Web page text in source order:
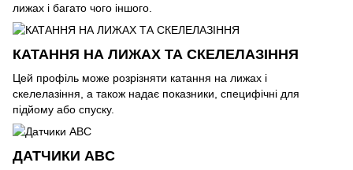
лижах і багато чого іншого.
КАТАННЯ НА ЛИЖАХ ТА СКЕЛЕЛАЗІННЯ
Цей профіль може розрізняти катання на лижах і
скелелазіння, а також надає показники, специфічні для
підйому або спуску.
ДАТЧИКИ ABC